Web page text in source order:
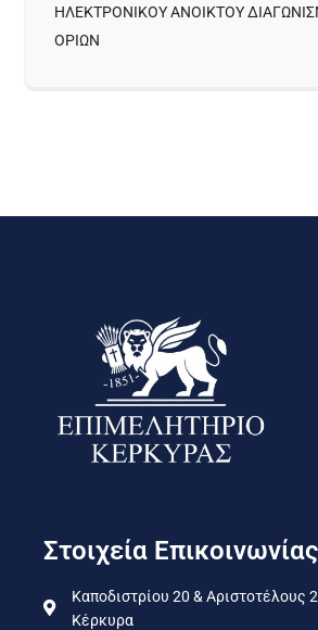
ΗΛΕΚΤΡΟΝΙΚΟΥ ΑΝΟΙΚΤΟΥ
ΟΡΙΩΝ
Στοιχεία Επικοινωνίας
Καποδιστρίου 20 & Αριστοτέλους
Κέρκυρα